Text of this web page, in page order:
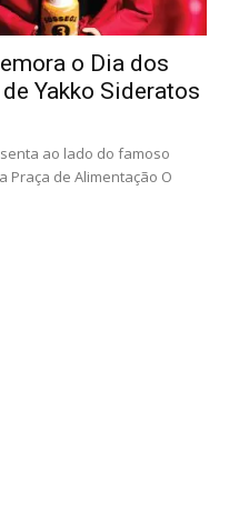
o Dia dos
Yakko Sideratos
ao lado do famoso
Praça de Alimentação O